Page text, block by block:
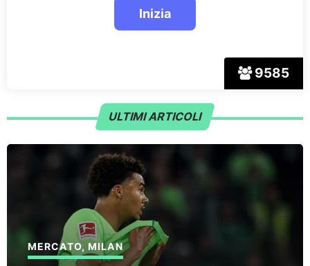
9585
ULTIMI ARTICOLI
MERCATO, MILAN